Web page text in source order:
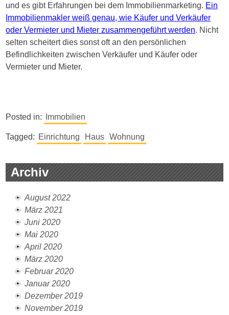
und es gibt Erfahrungen bei dem Immobilienmarketing. Ein
Immobilienmakler weiß genau, wie Käufer und Verkäufer
oder Vermieter und Mieter zusammengeführt werden. Nicht
selten scheitert dies sonst oft an den persönlichen
Befindlichkeiten zwischen Verkäufer und Käufer oder
Vermieter und Mieter.
Posted in: Immobilien
Tagged: Einrichtung Haus Wohnung
Archiv
August 2022
März 2021
Juni 2020
Mai 2020
April 2020
März 2020
Februar 2020
Januar 2020
Dezember 2019
November 2019